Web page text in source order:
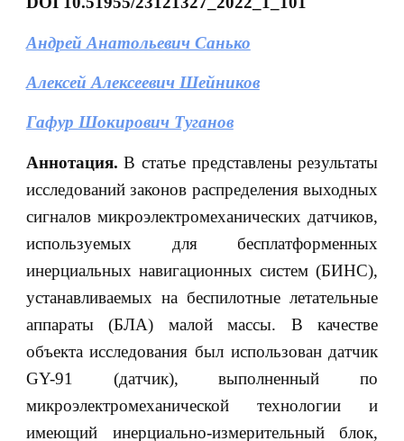
Андрей Анатольевич Санько
Алексей Алексеевич Шейников
Гафур Шокирович Туганов
Аннотация. В статье представлены результаты
исследований законов распределения выходных
сигналов микроэлектромеханических датчиков,
используемых для бесплатформенных
инерциальных навигационных систем (БИНС),
устанавливаемых на беспилотные летательные
аппараты (БЛА) малой массы. В качестве
объекта исследования был использован датчик
GY-91 (датчик), выполненный по
микроэлектромеханической технологии и
имеющий инерциально-измерительный блок,